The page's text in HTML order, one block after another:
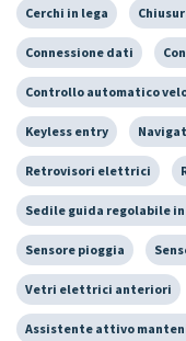
Cerchi in lega
Connessione dati
Controllo automatico
Keyless entry
Retrovisori elettrici
Sedile guida regolabile
Sensore pioggia
Vetri elettrici anteriori
Assistente attivo